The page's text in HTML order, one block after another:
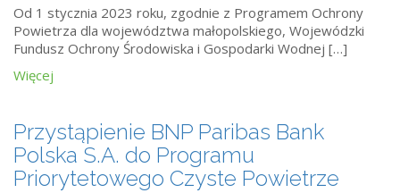
Od 1 stycznia 2023 roku, zgodnie z Programem Ochrony
Powietrza dla województwa małopolskiego, Wojewódzki
Fundusz Ochrony Środowiska i Gospodarki Wodnej […]
Więcej
Przystąpienie BNP Paribas Bank
Polska S.A. do Programu
Priorytetowego Czyste Powietrze